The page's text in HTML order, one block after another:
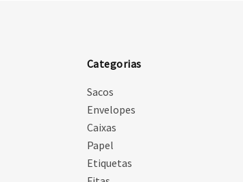
Categorias
Sacos
Envelopes
Caixas
Papel
Etiquetas